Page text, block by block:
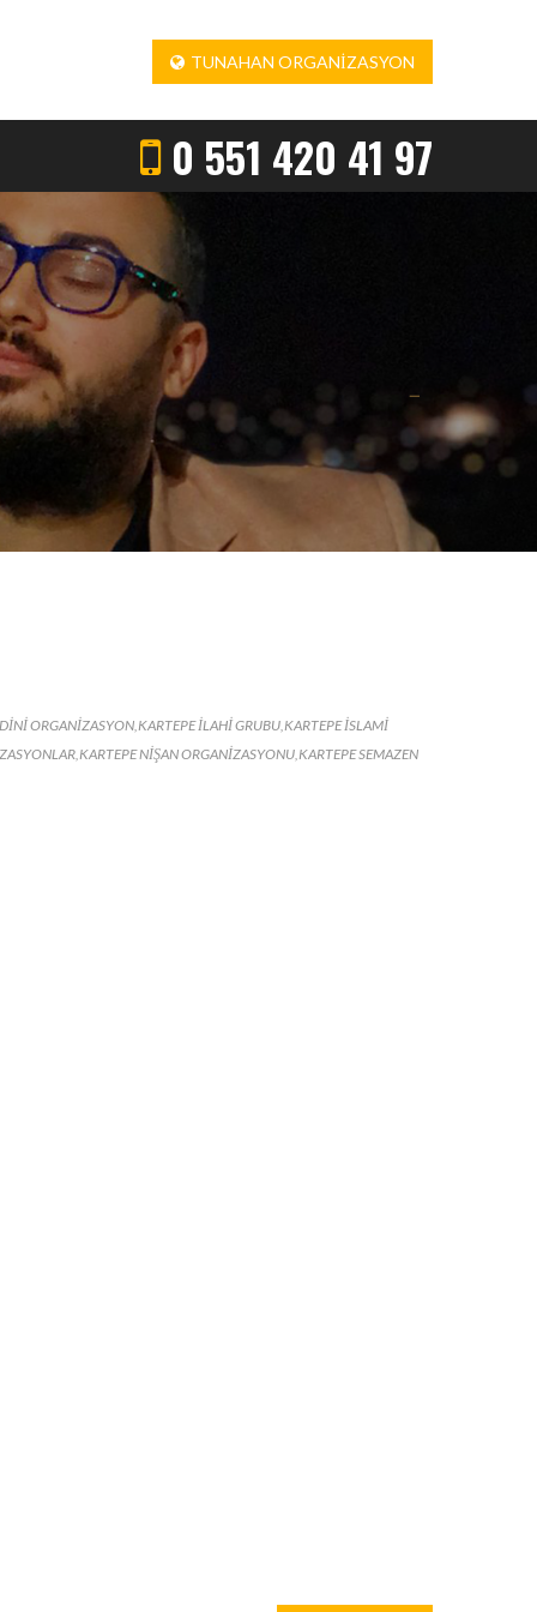
TUNAHAN ORGANIZASYON
0 551 420 41 97
ORGANIZASYON,KARTEPE ILAHI GRUBU,KARTEPE ISLAMI
,KARTEPE NIŞAN ORGANIZASYONU,KARTEPE SEMAZEN